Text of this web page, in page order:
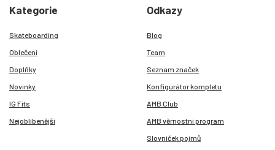
Kategorie
Skateboarding
Oblečení
Doplňky
Novinky
IG Fits
Nejoblíbenější
Odkazy
Blog
Team
Seznam značek
Konfigurátor kompletu
AMB Club
AMB věrnostní program
Slovníček pojmů